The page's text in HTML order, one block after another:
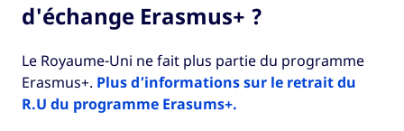
d'échange Erasmus+ ?
Le Royaume-Uni ne fait plus partie du programme
Erasmus+. Plus d’informations sur le retrait du
R.U du programme Erasums+.